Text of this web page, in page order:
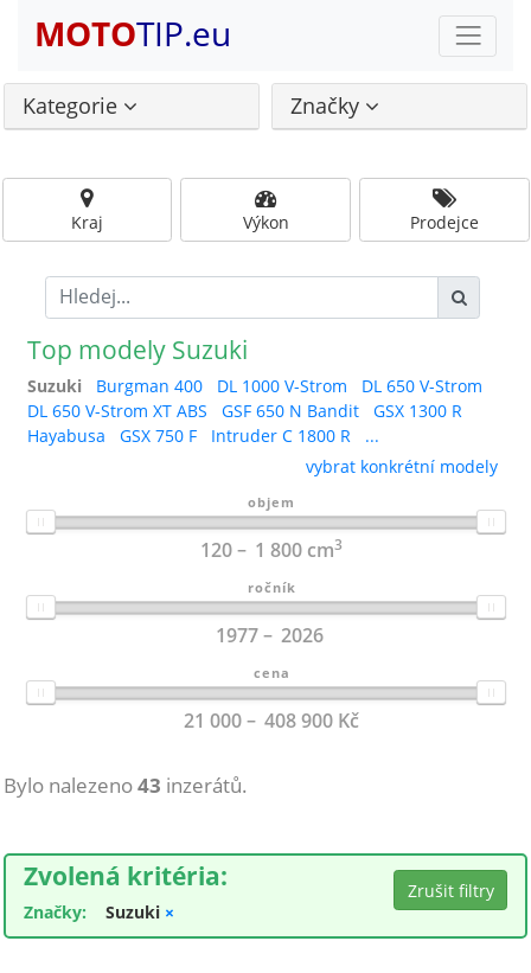
MOTOTIP.eu
Kategorie Značky
Kraj Výkon Prodejce
Top modely Suzuki
Suzuki Burgman 400 DL 1000 V-Strom
DL 650 V-Strom
DL 650 V-Strom XT ABS
GSF 650 N Bandit
GSX 1300 R
Hayabusa
GSX 750 F Intruder C 1800 R
...
vybrat konkrétní modely
objem
120 1 800 cm3
ročník
1977 2026
cena
21 000 408 900 Kč
Bylo nalezeno43 inzerátů.
Zvolená kritéria:
Značky: Suzuki ×